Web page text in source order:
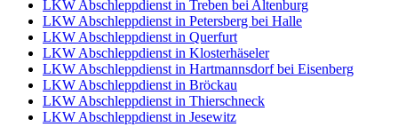
LKW Abschleppdienst in Treben bei Altenburg
LKW Abschleppdienst in Petersberg bei Halle
LKW Abschleppdienst in Querfurt
LKW Abschleppdienst in Klosterhäseler
LKW Abschleppdienst in Hartmannsdorf bei Eisenberg
LKW Abschleppdienst in Bröckau
LKW Abschleppdienst in Thierschneck
LKW Abschleppdienst in Jesewitz